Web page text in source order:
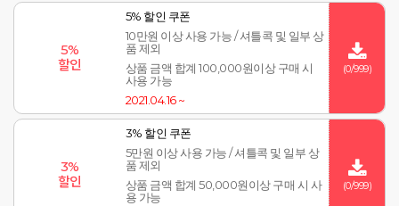
5%
할인
5% 할인 쿠폰
10만원 이상 사용 가능 / 셔틀콕 및 일부 상
품 제외
상품 금액 합계 100,000원이상 구매 시
사용 가능
2021.04.16 ~
(0/999)
3%
할인
3% 할인 쿠폰
5만원 이상 사용 가능 / 셔틀콕 및 일부 상
품 제외
상품 금액 합계 50,000원이상 구매 시 사
용 가능
(0/999)